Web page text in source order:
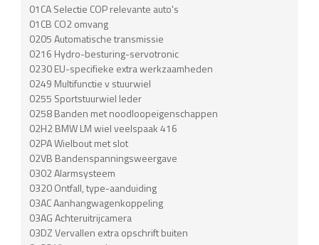
01CA Selectie COP relevante auto's
01CB CO2 omvang
0205 Automatische transmissie
0216 Hydro-besturing-servotronic
0230 EU-specifieke extra werkzaamheden
0249 Multifunctie v stuurwiel
0255 Sportstuurwiel leder
0258 Banden met noodloopeigenschappen
02H2 BMW LM wiel veelspaak 416
02PA Wielbout met slot
02VB Bandenspanningsweergave
0302 Alarmsysteem
0320 Ontfall, type-aanduiding
03AC Aanhangwagenkoppeling
03AG Achteruitrijcamera
03DZ Vervallen extra opschrift buiten